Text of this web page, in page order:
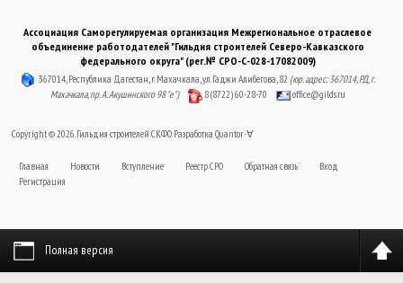
Ассоциация Саморегулируемая организация Межрегиональное отраслевое
объединение работодателей "Гильдия строителей Северо-Кавказского
федерального округа" (рег.№ СРО-С-028-17082009)
367014, Республика Дагестан, г. Махачкала, ул. Гаджи Алибегова, 82 (юр. адрес: 367014, РД, г.
Махачкала, пр. А. Акушинского 98 "е")
8 (8722) 60-28-70 office@gilds.ru
Copyright © 2026. Гильдия строителей СКФО. Разработка Quantor-∀
Главная Новости Вступление Реестр СРО Обратная связь
Вход
Регистрация
Полная версия